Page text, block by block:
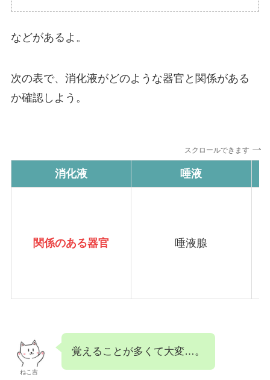
などがあるよ。
次の表で、消化液がどのような器官と関係がある
か確認しよう。
スクロールできます
消化液 唾液
関係のある器官 唾液腺
ねこ吉
覚えることが多くて大変…。